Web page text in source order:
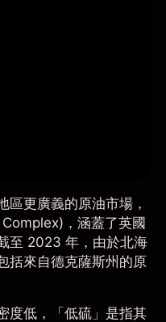
區更廣義的原油市場，
，涵蓋了英國
至 2023 年，由於北海
括來自德克薩斯州的原
度低，「低硫」是指其